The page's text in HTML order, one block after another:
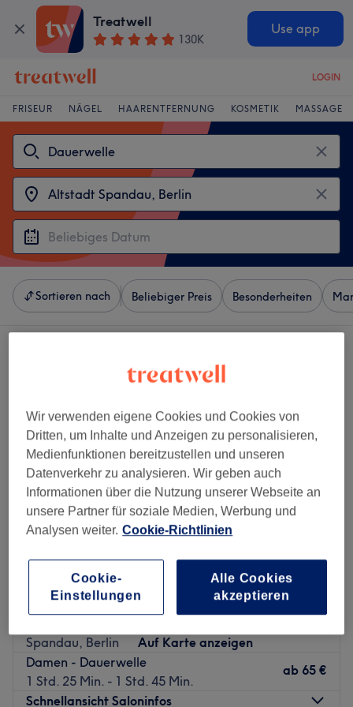
Treatwell
130K
Use app
LOGIN
FRISEUR NÄGEL HAARENTFERNUNG KOSMETIK MASSAGE
Sortieren nach Beliebiger Preis Besonderheiten
Mirash Friseur Spandau Arcaden
Spandau, Berlin
Auf Karte anzeigen
Damen - Dauerwelle
1 Std. 25 Min. - 1 Std. 45 Min.
ab 65 €
Schnellansicht Saloninfos
Wir verwenden eigene Cookies und Cookies von
Dritten, um Inhalte und Anzeigen zu personalisieren,
Medienfunktionen bereitzustellen und unseren
Datenverkehr zu analysieren. Wir geben auch
Informationen über die Nutzung unserer Webseite an
unsere Partner für soziale Medien, Werbung und
Analysen weiter. Cookie-Richtlinien
Cookie-
Einstellungen
Alle Cookies
akzeptieren